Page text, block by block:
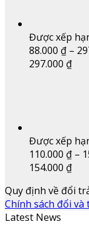
Được xếp
88.000 ₫ –
297.000 ₫
Được xếp
110.000 ₫ –
154.000 ₫
Quy định về đổi
Chính sách đổi và
Latest News